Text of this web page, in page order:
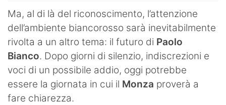
Ma, al di là del riconoscimento, l’attenzione
dell’ambiente biancorosso sarà inevitabilmente
rivolta a un altro tema: il futuro di Paolo
Bianco. Dopo giorni di silenzio, indiscrezioni e
voci di un possibile addio, oggi potrebbe
essere la giornata in cui il Monza proverà a
fare chiarezza.